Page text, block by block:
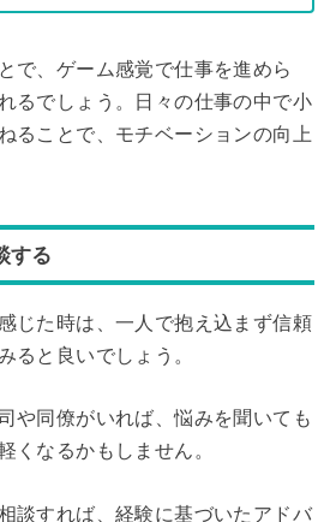
で、ゲーム感覚で仕事を進めら
るでしょう。日々の仕事の中で小
ることで、モチベーションの向上
する
じた時は、一人で抱え込まず信頼
ると良いでしょう。
や同僚がいれば、悩みを聞いても
くなるかもしません。
談すれば、経験に基づいたアドバ